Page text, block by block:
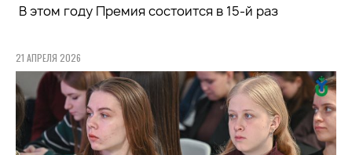
В этом году Премия состоится в 15-й раз
21 АПРЕЛЯ 2026